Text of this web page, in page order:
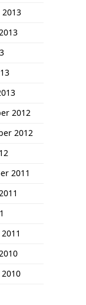
2012
2012
2011